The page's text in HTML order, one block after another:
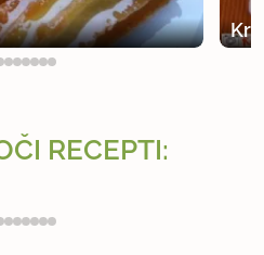
45 dag moke. Recept
pri nas ga še nisem
RECEPTI:
način